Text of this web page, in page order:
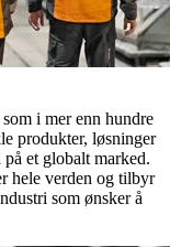
i mer enn hundre
produkter, løsninger
et globalt marked.
hele verden og tilbyr
som ønsker å